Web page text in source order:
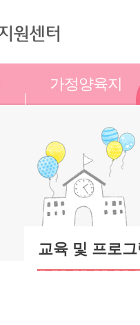
가정양육지
교육 및 프로